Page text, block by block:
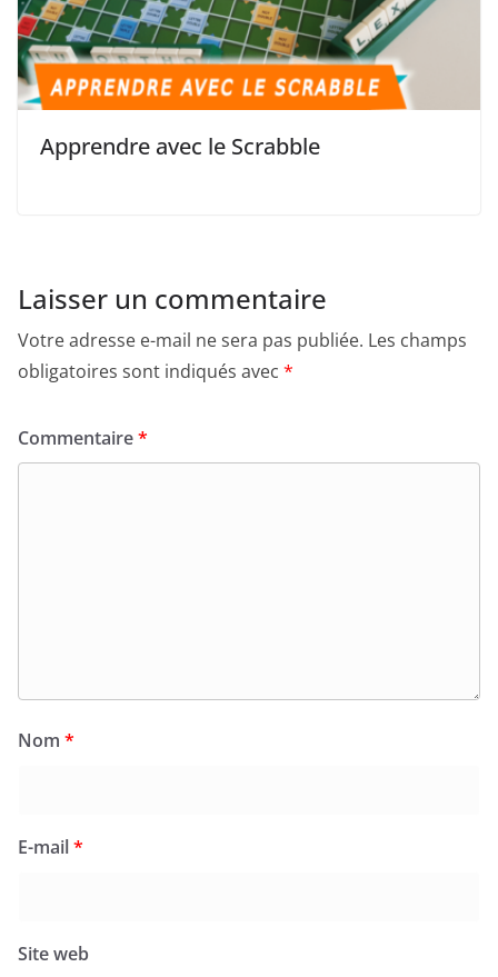
Apprendre avec le Scrabble
Laisser un commentaire
Votre adresse e-mail ne sera pas publiée. Les champs
obligatoires sont indiqués avec *
Commentaire*
Nom *
E-mail*
Site web